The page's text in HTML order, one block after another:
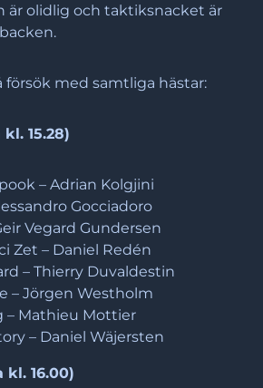
är olidlig och taktiksnacket är
försök med samtliga hästar:
15.28)
– Adrian Kolgjini
Gocciadoro
Vegard Gundersen
Zet – Daniel Redén
– Thierry Duvaldestin
– Jörgen Westholm
– Mathieu Mottier
– Daniel Wäjersten
kl. 16.00)